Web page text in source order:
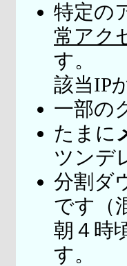
特定の
常アク
す。
該当IP
一部の
たまに
ツンデ
分割ダ
です（
朝４時
す。